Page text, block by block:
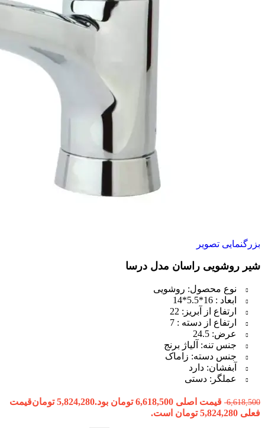
بزرگنمایی تصویر
شیر روشویی راسان مدل درسا
نوع محصول: روشویی
ابعاد : 16*5.5*14
ارتفاع از آبریز: 22
ارتفاع از دسته : 7
عرض: 24.5
جنس تنه: آلیاژ برنج
جنس دسته: زاماک
آبفشان: دارد
عملگر: دستی
6,618,500 قیمت اصلی 6,618,500 تومان بود. 5,824,280 تومانقیمت
فعلی 5,824,280 تومان است.